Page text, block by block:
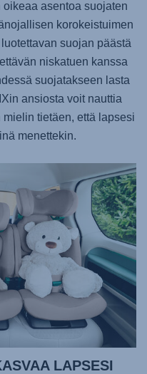
asentoa suojaten
korokeistuimen
suojan päästä
niskatuen kanssa
suojatakseen lasta
ansiosta voit nauttia
tietäen, että lapsesi
menettekin.
LAPSESI